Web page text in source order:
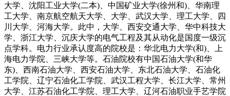
大学、沈阳工业大学(二本)、中国矿业大学(徐州和)、华南理
工大学、南京航空航天大学、大学、武汉大学、理工大学、四
川大学、河海大学。此中，大学、西安交通大学、华中科技大
学、浙江大学、沉庆大学的电气工程及其从动化是国度一级沉
点学科。电力行业承认度高的院校是：华北电力大学(和)、上
海电力学院、三峡大学等。石油院校有中国石油大学(和华
东)、西南石油大学、西安石油大学、东北石油大学、石油化
工学院、辽宁石油化工学院、武汉工程大学、长江大学、常州
大学、江苏石油化工学院、理工大学、辽河石油职业手艺学院